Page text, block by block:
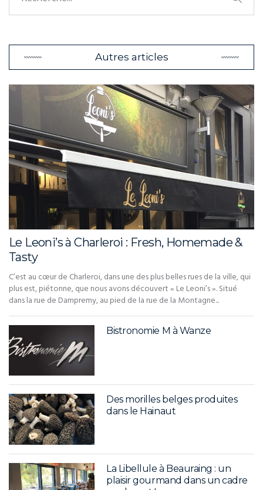
Autres articles
Le Leoni’s à Charleroi : Fresh, Homemade &
Tasty
C’est au cœur de Charleroi, dans une des plus belles rues de la ville, qui
plus est, piétonne, que nous avons découvert « Le Leoni’s ». Situé
dans la rue de Dampremy, au pied de la rue de la Montagne...
Bistronomie M à Wanze
Des morilles belges produites
dans le Hainaut
La Libellule à Beauraing : un
plaisir gourmand dans un cadre